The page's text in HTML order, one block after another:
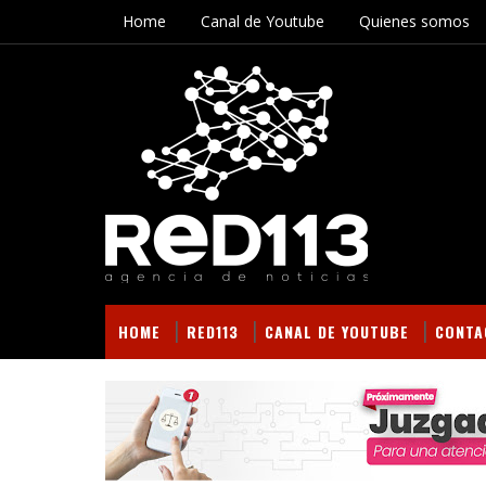
Home Canal de Youtube Quienes somos
HOME RED113 CANAL DE YOUTUBE